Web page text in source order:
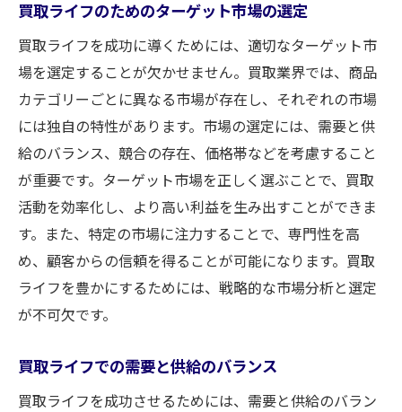
買取ライフのためのターゲット市場の選定
買取ライフを成功に導くためには、適切なターゲット市
場を選定することが欠かせません。買取業界では、商品
カテゴリーごとに異なる市場が存在し、それぞれの市場
には独自の特性があります。市場の選定には、需要と供
給のバランス、競合の存在、価格帯などを考慮すること
が重要です。ターゲット市場を正しく選ぶことで、買取
活動を効率化し、より高い利益を生み出すことができま
す。また、特定の市場に注力することで、専門性を高
め、顧客からの信頼を得ることが可能になります。買取
ライフを豊かにするためには、戦略的な市場分析と選定
が不可欠です。
買取ライフでの需要と供給のバランス
買取ライフを成功させるためには、需要と供給のバラン